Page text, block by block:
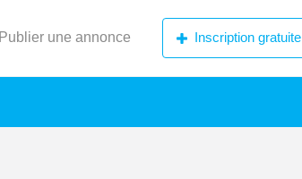
Publier une annonce Inscription gratuite